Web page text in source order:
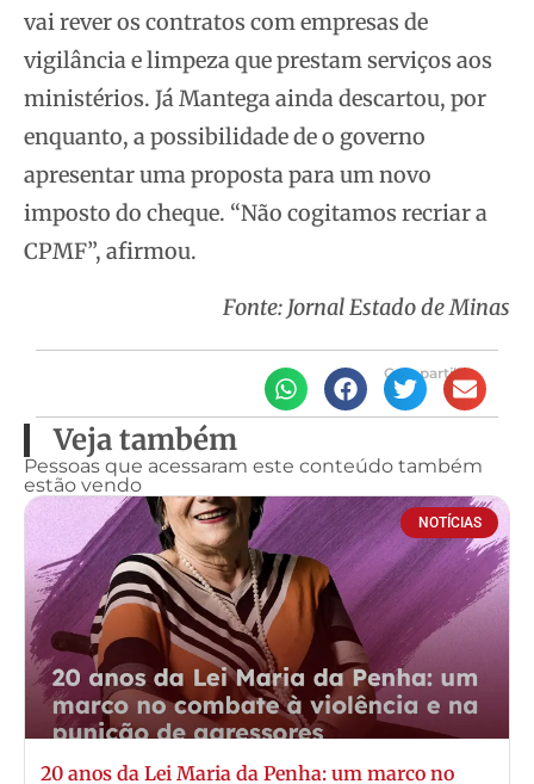
vai rever os contratos com empresas de
vigilância e limpeza que prestam serviços aos
ministérios. Já Mantega ainda descartou, por
enquanto, a possibilidade de o governo
apresentar uma proposta para um novo
imposto do cheque. “Não cogitamos recriar a
CPMF”, afirmou.
Fonte: Jornal Estado de Minas
Compartilhe
Veja também
Pessoas que acessaram este conteúdo também
estão vendo
NOTÍCIAS
20 anos da Lei Maria da Penha: um marco no